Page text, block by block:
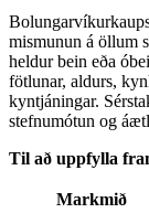
mismunun á öllum
heldur bein eða
fötlunar, aldurs,
kyntjáningar.
stefnumótun og
Til að uppfylla
Markmið